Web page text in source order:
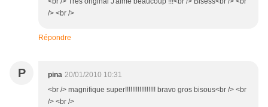
/> <br />
Répondre
P pina 20/01/2010 10:31
<br /> magnifique super!!!!!!!!!!!!!!!!! bravo gros bisous<br /> <br
/> <br />